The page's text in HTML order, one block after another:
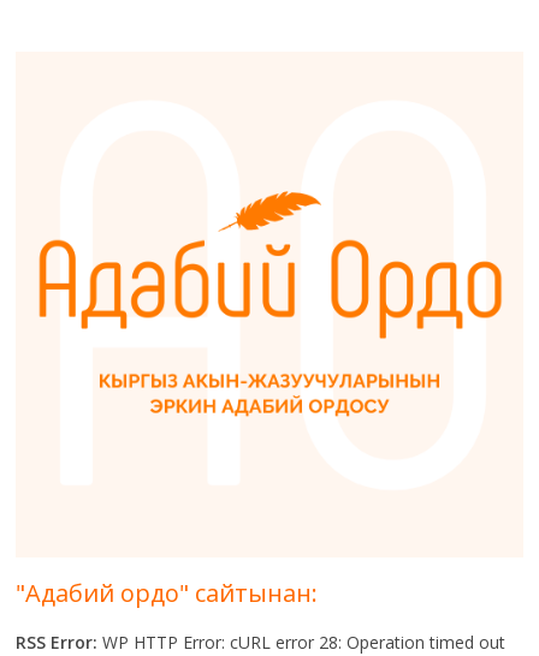
"Адабий ордо" сайтынан:
RSS Error: WP HTTP Error: cURL error 28: Operation timed out